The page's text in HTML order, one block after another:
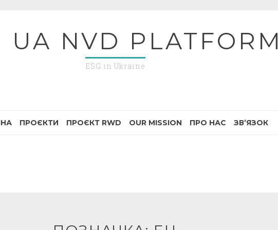
UA NVD PLATFORM
ESG in Ukraine
ПРОЄКТИ ПРОЄКТ RWD OUR MISSION ПРО НАС ЗВ’ЯЗОК